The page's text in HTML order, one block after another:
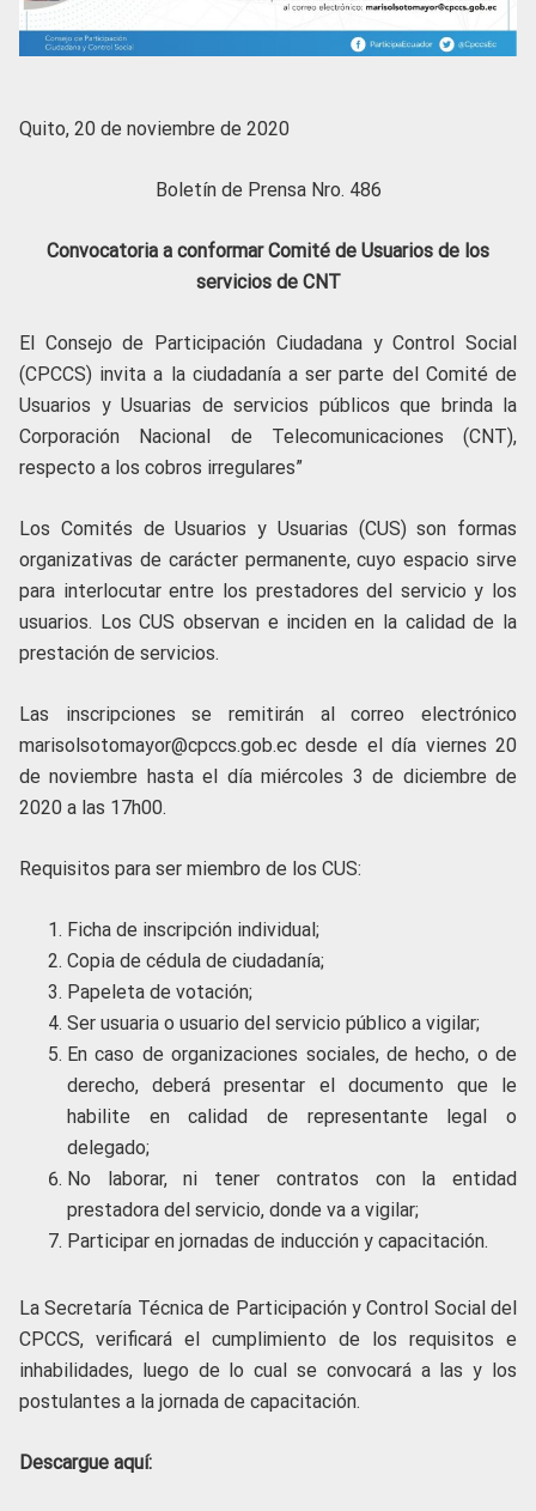
Quito, 20 de noviembre de 2020
Boletín de Prensa Nro. 486
Convocatoria a conformar Comité de Usuarios de los
servicios de CNT
El Consejo de Participación Ciudadana y Control Social
(CPCCS) invita a la ciudadanía a ser parte del Comité de
Usuarios y Usuarias de servicios públicos que brinda la
Corporación Nacional de Telecomunicaciones (CNT),
respecto a los cobros irregulares”
Los Comités de Usuarios y Usuarias (CUS) son formas
organizativas de carácter permanente, cuyo espacio sirve
para interlocutar entre los prestadores del servicio y los
usuarios. Los CUS observan e inciden en la calidad de la
prestación de servicios.
Las inscripciones se remitirán al correo electrónico
marisolsotomayor@cpccs.gob.ec desde el día viernes 20
de noviembre hasta el día miércoles 3 de diciembre de
2020 a las 17h00.
Requisitos para ser miembro de los CUS:
Ficha de inscripción individual;
Copia de cédula de ciudadanía;
Papeleta de votación;
Ser usuaria o usuario del servicio público a vigilar;
En caso de organizaciones sociales, de hecho, o de
derecho, deberá presentar el documento que le
habilite en calidad de representante legal o
delegado;
No laborar, ni tener contratos con la entidad
prestadora del servicio, donde va a vigilar;
Participar en jornadas de inducción y capacitación.
La Secretaría Técnica de Participación y Control Social del
CPCCS, verificará el cumplimiento de los requisitos e
inhabilidades, luego de lo cual se convocará a las y los
postulantes a la jornada de capacitación.
Descargue aquí: